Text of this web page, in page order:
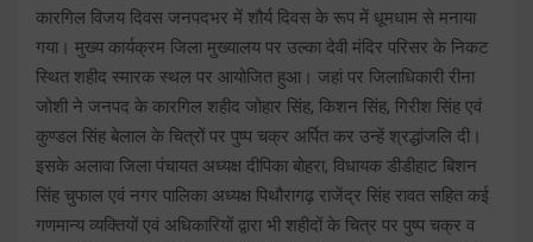
कारगिल विजय दिवस जनपदभर में शौर्य दिवस के रूप में धूमधाम से मनाया
गया। मुख्य कार्यक्रम जिला मुख्यालय पर उल्का देवी मंदिर परिसर के निकट
स्थित शहीद स्मारक स्थल पर आयोजित हुआ। जहां पर जिलाधिकारी रीना
जोशी ने जनपद के कारगिल शहीद जोहार सिंह, किशन सिंह, गिरीश सिंह एवं
कुण्डल सिंह बेलाल के चित्रों पर पुष्प चक्र अर्पित कर उन्हें श्रद्धांजलि दी।
इसके अलावा जिला पंचायत अध्यक्ष दीपिका बोहरा, विधायक डीडीहाट बिशन
सिंह चुफाल एवं नगर पालिका अध्यक्ष पिथौरागढ़ राजेंद्र सिंह रावत सहित कई
गणमान्य व्यक्तियों एवं अधिकारियों द्वारा भी शहीदों के चित्र पर पुष्प चक्र व